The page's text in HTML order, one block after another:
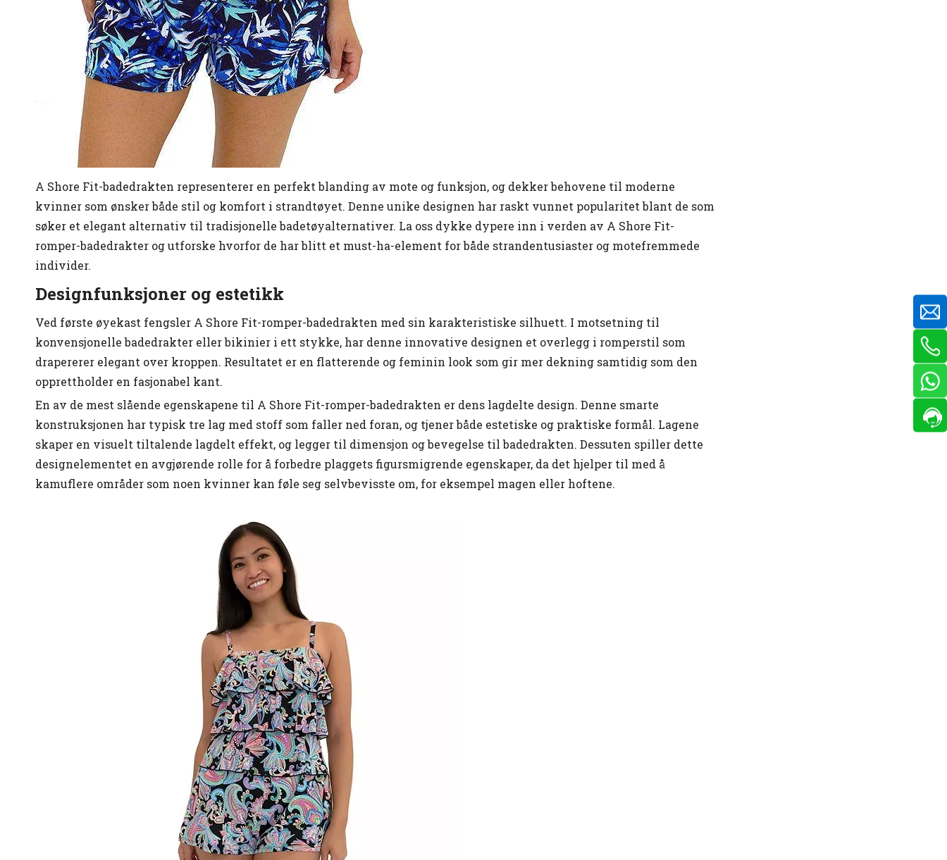
A Shore Fit-badedrakten representerer en perfekt blanding av mote og funksjon, og dekker behovene til moderne
kvinner som ønsker både stil og komfort i strandtøyet. Denne unike designen har raskt vunnet popularitet blant de som
søker et elegant alternativ til tradisjonelle badetøyalternativer. La oss dykke dypere inn i verden av A Shore Fit-
romper-badedrakter og utforske hvorfor de har blitt et must-ha-element for både strandentusiaster og motefremmede
individer.
Designfunksjoner og estetikk
Ved første øyekast fengsler A Shore Fit-romper-badedrakten med sin karakteristiske silhuett. I motsetning til
konvensjonelle badedrakter eller bikinier i ett stykke, har denne innovative designen et overlegg i romperstil som
drapererer elegant over kroppen. Resultatet er en flatterende og feminin look som gir mer dekning samtidig som den
opprettholder en fasjonabel kant.
En av de mest slående egenskapene til A Shore Fit-romper-badedrakten er dens lagdelte design. Denne smarte
konstruksjonen har typisk tre lag med stoff som faller ned foran, og tjener både estetiske og praktiske formål. Lagene
skaper en visuelt tiltalende lagdelt effekt, og legger til dimensjon og bevegelse til badedrakten. Dessuten spiller dette
designelementet en avgjørende rolle for å forbedre plaggets figursmigrende egenskaper, da det hjelper til med å
kamuflere områder som noen kvinner kan føle seg selvbevisste om, for eksempel magen eller hoftene.